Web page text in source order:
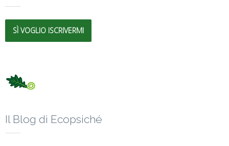
SÌ VOGLIO ISCRIVERMI
Il Blog di Ecopsiché